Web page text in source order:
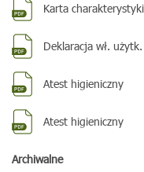
Karta
Deklaracja wł. użytk.
Atest higieniczny
Atest higieniczny
Archiwalne